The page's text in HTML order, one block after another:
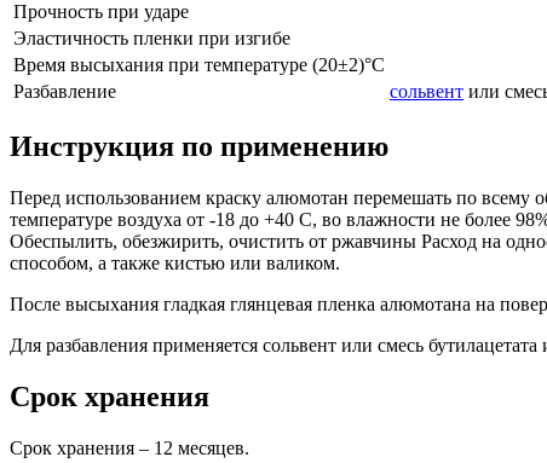
Прочность при ударе
Эластичность пленки при изгибе
Время высыхания при температуре (20±2)°С
Разбавление
сольвент или
Инструкция по применению
Перед использованием краску алюмотан перемешать по всему
температуре воздуха от -18 до +40 С, во влажности не более
Обеспылить, обезжирить, очистить от ржавчины Расход на
способом, а также кистью или валиком.
После высыхания гладкая глянцевая пленка алюмотана на
Для разбавления применяется сольвент или смесь
Срок хранения
Срок хранения – 12 месяцев.